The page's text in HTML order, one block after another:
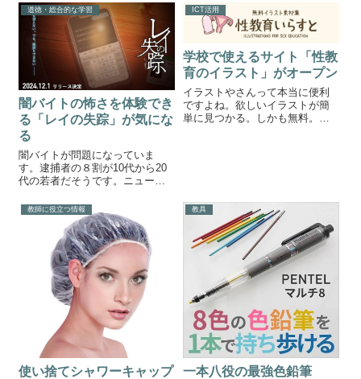
れます。いつ来るかは分からな
いけど、対策を立てておくこと
が大切ですよね。ということで
うサイトを紹...
道徳・総合的な学習
闇バイトの怖さを体験でき
る「レイの失踪」が気にな
る
闇バイトが問題になっていま
す。逮捕者の８割が10代から20
代の若者だそうです。ニュース
ますが、それでも巻き込まれる
若者が後を絶たないのは、「自
分だけは大丈夫」と高をくくっ
ているからかもしれません。そ
んな現状を変え...
ICT活用
学校で使えるサイト「性教
育のイラスト」がオープン
イラストやさんって本当に便利
ですよね。欲しいイラストが簡
単に見つかる。しかも無料。
教師に役立つ情報
使い捨てシャワーキャップ
教具
一本八役の最強色鉛筆